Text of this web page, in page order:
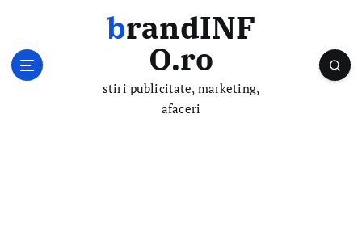
brandINF
O.ro
stiri publicitate, marketing,
afaceri